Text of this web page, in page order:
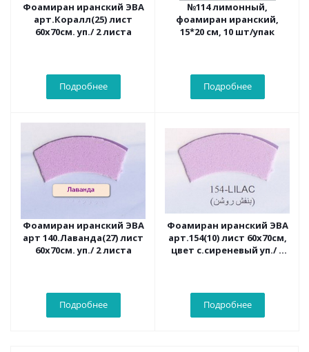
Фоамиран иранский ЭВА
арт.Коралл(25) лист
60х70см. уп./ 2 листа
Подробнее
№114 лимонный,
фоамиран иранский,
15*20 см, 10 шт/упак
Подробнее
Фоамиран иранский ЭВА
арт 140.Лаванда(27) лист
60х70см. уп./ 2 листа
Подробнее
Фоамиран иранский ЭВА
арт.154(10) лист 60х70см,
цвет с.сиреневый уп./ 2
Подробнее